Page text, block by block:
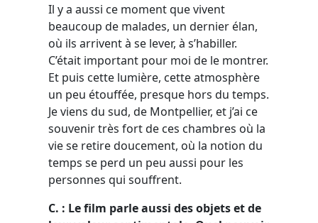
Il y a aussi ce moment que vivent
beaucoup de malades, un dernier élan,
où ils arrivent à se lever, à s’habiller.
C’était important pour moi de le montrer.
Et puis cette lumière, cette atmosphère
un peu étouffée, presque hors du temps.
Je viens du sud, de Montpellier, et j’ai ce
souvenir très fort de ces chambres où la
vie se retire doucement, où la notion du
temps se perd un peu aussi pour les
personnes qui souffrent.
C. : Le film parle aussi des objets et de